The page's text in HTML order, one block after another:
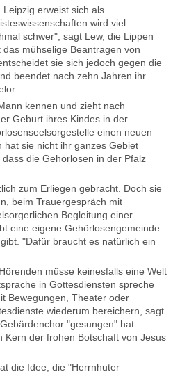
erweist sich als
wird viel
schwer", sagt Lew, die Lippen
mühselige Beantragen von
sie sich jedoch gegen die
beendet nach zehn Jahren ihr
kennen und zieht nach
Geburt ihres Kindes in der
einen neuen
hat sie nicht ihr ganzes Gebiet
die Gehörlosen in der Pfalz
zum Erliegen gebracht. Doch sie
beim Trauergespräch mit
Begleitung einer
eine eigene Gehörlosengemeinde
"Dafür braucht es natürlich ein
müsse keinesfalls eine Welt
in Gottesdiensten spreche
Bewegungen, Theater oder
wiederum bereichern, sagt
"gesungen" hat.
Kern der frohen Botschaft von Jesus
die Idee, die "Herrnhuter